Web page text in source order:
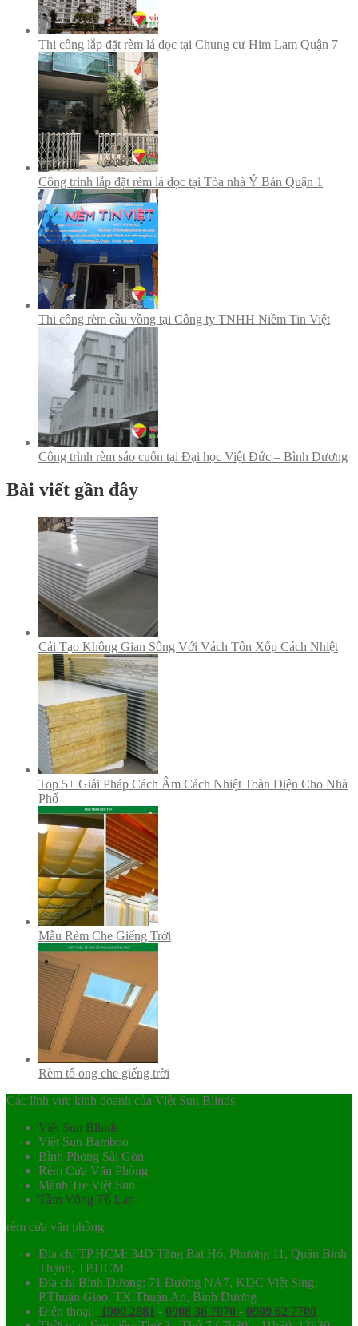
Thi công lắp đặt rèm lá dọc tại Chung cư Him Lam Quận 7
Công trình lắp đặt rèm lá dọc tại Tòa nhà Ý Bản Quận 1
Thi công rèm cầu vồng tại Công ty TNHH Niềm Tin Việt
Công trình rèm sáo cuốn tại Đại học Việt Đức – Bình Dương
Bài viết gần đây
Cải Tạo Không Gian Sống Với Vách Tôn Xốp Cách Nhiệt
Top 5+ Giải Pháp Cách Âm Cách Nhiệt Toàn Diện Cho Nhà
Phố
Mẫu Rèm Che Giếng Trời
Rèm tổ ong che giếng trời
Các lĩnh vực kinh doanh của Việt Sun Blinds
Việt Sun Blinds
Việt Sun Bamboo
Bình Phong Sài Gòn
Rèm Cửa Văn Phòng
Mành Tre Việt Sun
Tầm Vông Tố Lan
rèm cửa văn phòng
Địa chỉ TP.HCM: 34D Tăng Bạt Hổ, Phường 11, Quận Bình
Thạnh, TP.HCM
Địa chỉ Bình Dương: 71 Đường NA7, KDC Việt Sing,
P.Thuận Giao, TX.Thuận An, Bình Dương
Điện thoại: 1900 2881 - 0908 36 7070 - 0909 62 7700